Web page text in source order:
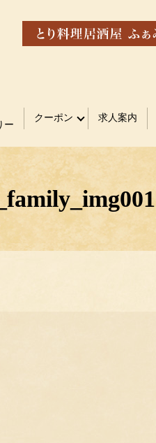
ー
クーポン 求人案内